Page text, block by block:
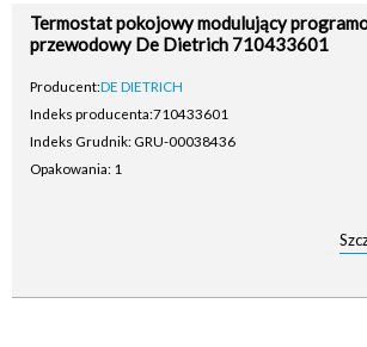
Termostat pokojowy modulujący
przewodowy De Dietrich 710433601
Producent:DE DIETRICH
Indeks producenta:710433601
Indeks Grudnik: GRU-00038436
Opakowania: 1